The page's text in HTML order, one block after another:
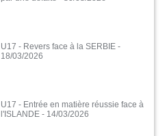
U17 - Revers face à la SERBIE -
18/03/2026
U17 - Entrée en matière réussie face à
l'ISLANDE - 14/03/2026